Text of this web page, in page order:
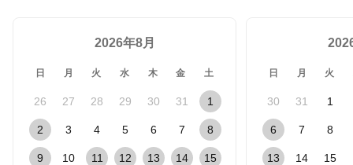
2026年8月
日 月 火 水 木 金 土
26 27 28 29 30 31 1
2 3 4 5 6 7 8
9 10 11 12 13 14 15
日 月 火
30 31 1
6 7 8
13 14 15